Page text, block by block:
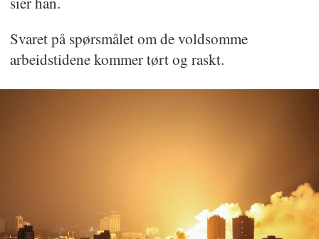
Svaret på spørsmålet om de voldsomme
arbeidstidene kommer tørt og raskt.